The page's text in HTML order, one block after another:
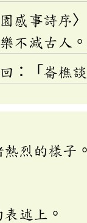
感事詩序
不減古人。
：「崙樵
烈的樣子。
述上。